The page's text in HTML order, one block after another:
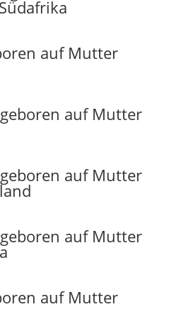
auf Mutter
auf Mutter
auf Mutter
auf Mutter
auf Mutter